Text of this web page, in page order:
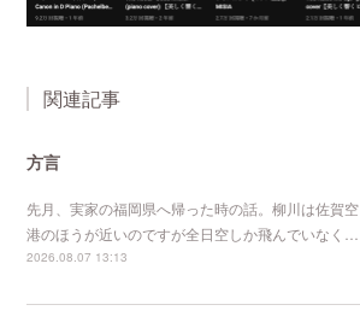
関連記事
方言
先月、実家の福岡県へ帰った時の話。柳川は佐賀空
港のほうが近いのですが全日空しか飛んでいなく…
2026.08.07 13:13